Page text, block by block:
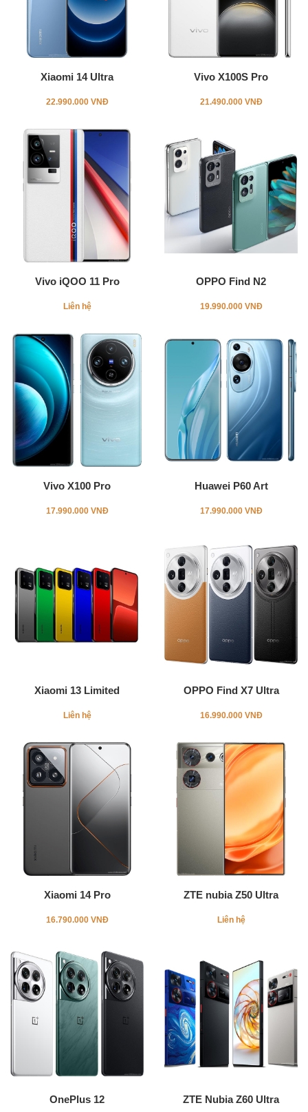
Xiaomi 14 Ultra
22.990.000 VNĐ
Vivo X100S Pro
21.490.000 VNĐ
Vivo iQOO 11 Pro
Liên hệ
OPPO Find N2
19.990.000 VNĐ
Vivo X100 Pro
17.990.000 VNĐ
Huawei P60 Art
17.990.000 VNĐ
Xiaomi 13 Limited
Liên hệ
OPPO Find X7 Ultra
16.990.000 VNĐ
Xiaomi 14 Pro
16.790.000 VNĐ
ZTE nubia Z50 Ultra
Liên hệ
OnePlus 12 ZTE Nubia Z60 Ultra